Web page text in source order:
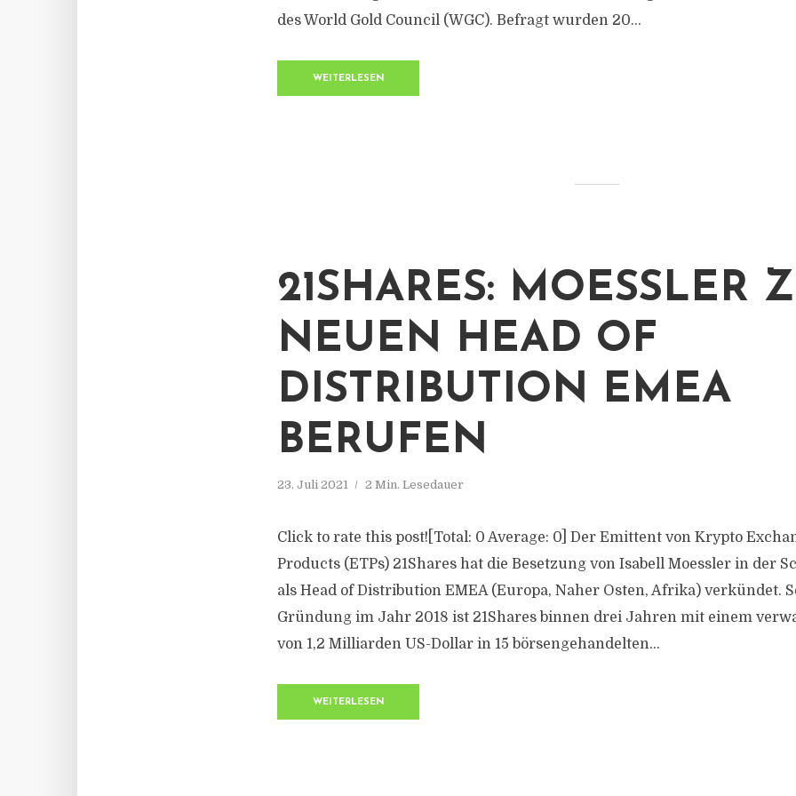
des World Gold Council (WGC). Befragt wurden 20...
WEITERLESEN
21SHARES: MOESSLER
NEUEN HEAD OF
DISTRIBUTION EMEA
BERUFEN
23. Juli 2021 2 Min. Lesedauer
Click to rate this post![Total: 0 Average: 0] Der Emittent von Krypto
Products (ETPs) 21Shares hat die Besetzung von Isabell Moessler in der
als Head of Distribution EMEA (Europa, Naher Osten, Afrika) verkündet.
Gründung im Jahr 2018 ist 21Shares binnen drei Jahren mit einem
von 1,2 Milliarden US-Dollar in 15 börsengehandelten...
WEITERLESEN